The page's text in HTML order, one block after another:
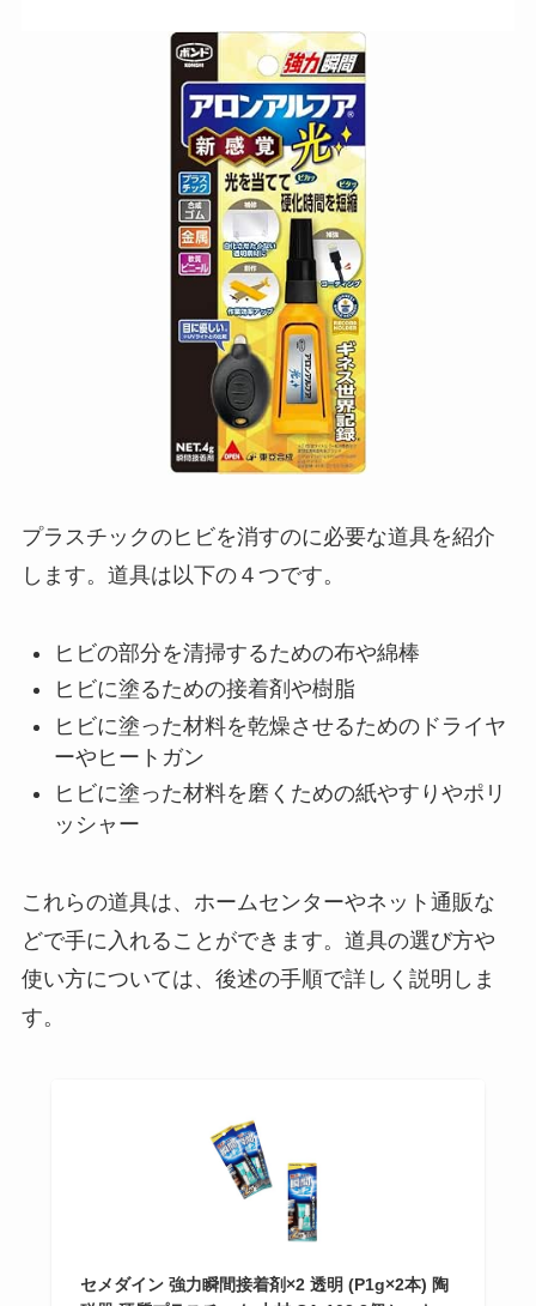
プラスチックのヒビを消すのに必要な道具を紹介
します。道具は以下の４つです。
ヒビの部分を清掃するための布や綿棒
ヒビに塗るための接着剤や樹脂
ヒビに塗った材料を乾燥させるためのドライヤ
ーやヒートガン
ヒビに塗った材料を磨くための紙やすりやポリ
ッシャー
これらの道具は、ホームセンターやネット通販な
どで手に入れることができます。道具の選び方や
使い方については、後述の手順で詳しく説明しま
す。
セメダイン 強力瞬間接着剤×2 透明 (P1g×2本) 陶